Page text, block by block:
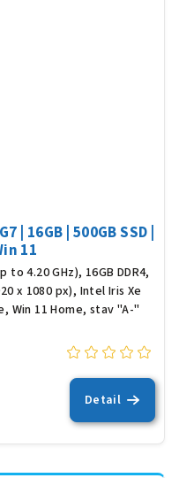
16GB | 500GB SSD |
11
to 4.20 GHz), 16GB DDR4,
x 1080 px), Intel Iris Xe
Win 11 Home, stav "A-"
Detail